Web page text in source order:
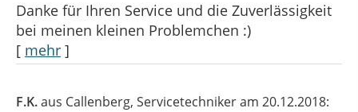
Danke für Ihren Service und die Zuverlässigkeit
bei meinen kleinen Problemchen :)
[ mehr ]
F.K.aus Callenberg, Servicetechnikeram 20.12.2018: